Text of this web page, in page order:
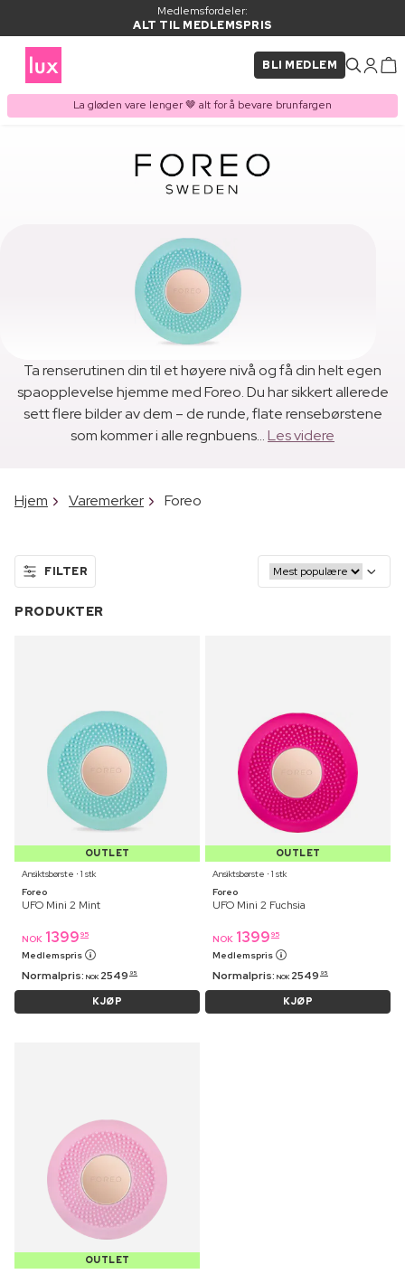
Medlemsfordeler:
ALT TIL MEDLEMSPRIS
BLI MEDLEM
La gløden vare lenger 🤎 alt for å bevare brunfargen
Ta renserutinen din til et høyere nivå og få din helt egen
spaopplevelse hjemme med Foreo. Du har sikkert allerede
sett flere bilder av dem – de runde, flate rensebørstene
som kommer i alle regnbuens...Les videre
Hjem Varemerker Foreo
FILTER
PRODUKTER
OUTLET
Ansiktsbørste ⋅ 1 stk
Foreo
UFO Mini 2 Mint
NOK 1399 95
Medlemspris
Normalpris: NOK 2549 95
KJØP
OUTLET
Ansiktsbørste ⋅ 1 stk
Foreo
UFO Mini 2 Fuchsia
NOK 1399 95
Medlemspris
Normalpris: NOK 2549 95
KJØP
OUTLET